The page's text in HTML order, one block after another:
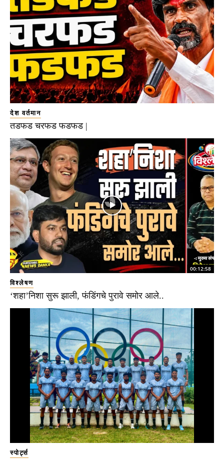
देश वर्तमान
तडफड चरफड फडफड |
00:12:58
विश्लेषण
‘शहा’निशा सुरू झाली, फंडिंगचे पुरावे समोर आले..
स्पोर्ट्स